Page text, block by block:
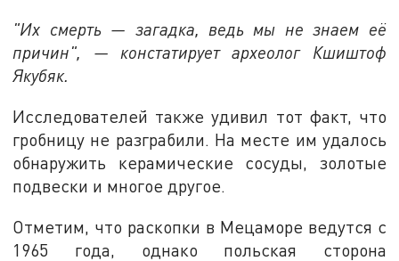
"Их смерть — загадка, ведь мы не знаем её
причин", — констатирует археолог Кшиштоф
Якубяк.
Исследователей также удивил тот факт, что
гробницу не разграбили. На месте им удалось
обнаружить керамические сосуды, золотые
подвески и многое другое.
Отметим, что раскопки в Мецаморе ведутся с
1965 года, однако польская сторона